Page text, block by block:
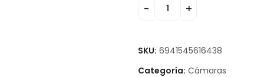
SKU: 6941545616438
Categoría: Cámaras